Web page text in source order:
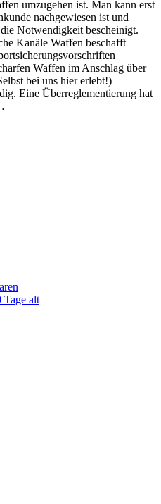
umzugehen ist. Man kann erst
nachgewiesen ist und
Notwendigkeit bescheinigt.
Kanäle Waffen beschafft
Waffen im Anschlag über
bei uns hier erlebt!)
Eine Überreglementierung hat
Tage alt